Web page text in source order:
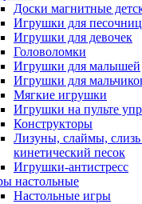
Доски магнитные
Игрушки для
Игрушки для девочек
Головоломки
Игрушки для малышей
Игрушки для
Мягкие игрушки
Игрушки на пульте
Конструкторы
Лизуны, слаймы, слизь
кинетический песок
Игрушки-антистресс
настольные
Настольные игры